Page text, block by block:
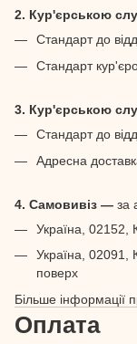
2. Кур'єрською
Стандарт до
Стандарт
3. Кур'єрською
Стандарт до
Адресна
4. Самовивіз — за
Україна, 02152,
Україна, 02091,
поверх
Більше інформації
Оплата